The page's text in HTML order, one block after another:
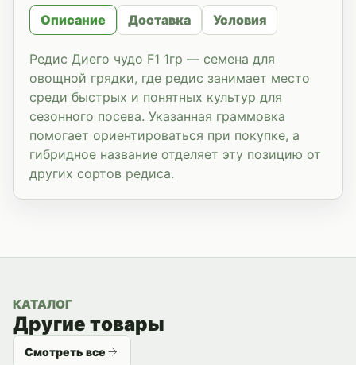
Описание Доставка Условия
Редис Диего чудо F1 1гр — семена для
овощной грядки, где редис занимает место
среди быстрых и понятных культур для
сезонного посева. Указанная граммовка
помогает ориентироваться при покупке, а
гибридное название отделяет эту позицию от
других сортов редиса.
КАТАЛОГ
Другие товары
Смотреть все